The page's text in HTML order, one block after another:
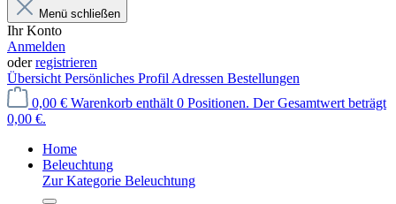
Menü schließen
Ihr Konto
Anmelden
oderregistrieren
Übersicht Persönliches Profil Adressen Bestellungen
0,00 € Warenkorb enthält 0 Positionen. Der Gesamtwert beträgt
0,00 €.
Home
Beleuchtung
Zur Kategorie Beleuchtung